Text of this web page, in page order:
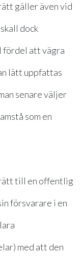
gäller även vid
dock
att vägra
lätt uppfattas
senare väljer
som en
rätt till en offentlig
försvarare i en
med att den